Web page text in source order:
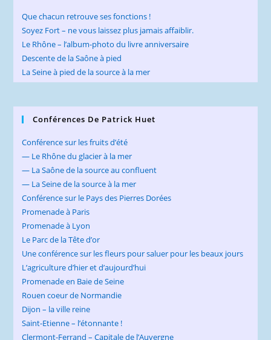
Que chacun retrouve ses fonctions !
Soyez Fort – ne vous laissez plus jamais affaiblir.
Le Rhône – l’album-photo du livre anniversaire
Descente de la Saône à pied
La Seine à pied de la source à la mer
Conférences De Patrick Huet
Conférence sur les fruits d’été
— Le Rhône du glacier à la mer
— La Saône de la source au confluent
— La Seine de la source à la mer
Conférence sur le Pays des Pierres Dorées
Promenade à Paris
Promenade à Lyon
Le Parc de la Tête d’or
Une conférence sur les fleurs pour saluer pour les beaux jours
L’agriculture d’hier et d’aujourd’hui
Promenade en Baie de Seine
Rouen coeur de Normandie
Dijon – la ville reine
Saint-Etienne – l’étonnante !
Clermont-Ferrand – Capitale de l’Auvergne